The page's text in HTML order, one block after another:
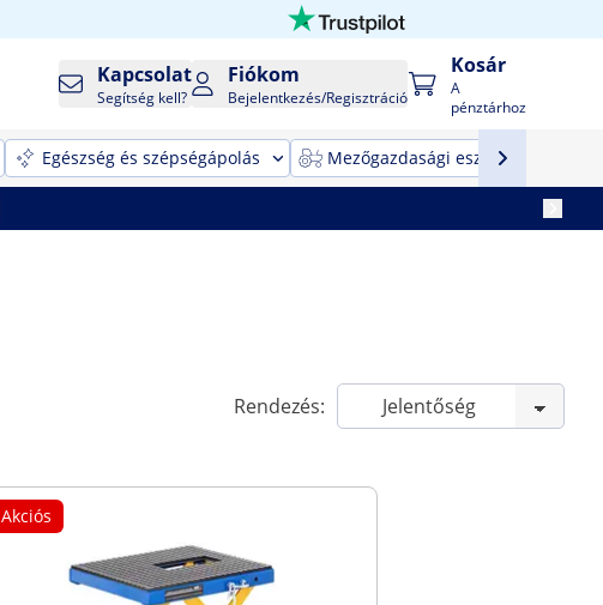
Kapcsolat
Segítség kell?
Fiókom
Bejelentkezés/Regisztráció
Kosár
A
pénztárhoz
Egészség és szépségápolás Mezőgazdasági eszközök
Rendezés:
Akciós